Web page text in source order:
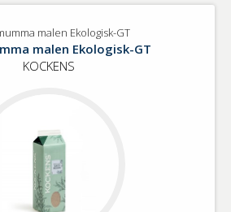
malen Ekologisk-GT
malen Ekologisk-GT
KOCKENS